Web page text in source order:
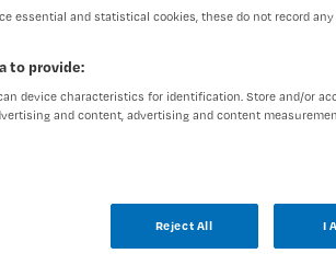
bij Catharina ziekenhuis
vacatures die voor u wellicht
essential and statistical cookies, these do not record
to provide:
device characteristics for identification. Store and/or
and content, advertising and content
Reject All I